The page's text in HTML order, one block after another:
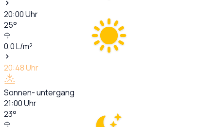
20:00Uhr
25°
0,0L/m²
20:48Uhr
Sonnen- untergang
21:00Uhr
23°